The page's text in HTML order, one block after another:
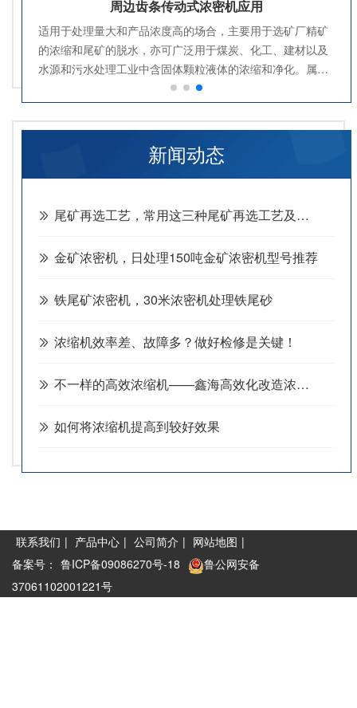
周边齿条传动式浓密机应用
适用于处理量大和产品浓度高的场合，主要用于选矿厂精矿
的浓缩和尾矿的脱水，亦可广泛用于煤炭、化工、建材以及
水源和污水处理工业中含固体颗粒液体的浓缩和净化。属传
统型浓密设备，作业中安全系数和稳定性较高。
新闻动态
尾矿再选工艺，常用这三种尾矿再选工艺及设备
金矿浓密机，日处理150吨金矿浓密机型号推荐
铁尾矿浓密机，30米浓密机处理铁尾砂
浓缩机效率差、故障多？做好检修是关键！
不一样的高效浓缩机——鑫海高效化改造浓缩机六大特色
如何将浓缩机提高到较好效果
联系我们 | 产品中心 | 公司简介 | 网站地图 |
备案号： 鲁ICP备09086270号-18
鲁公网安备
37061102001221号